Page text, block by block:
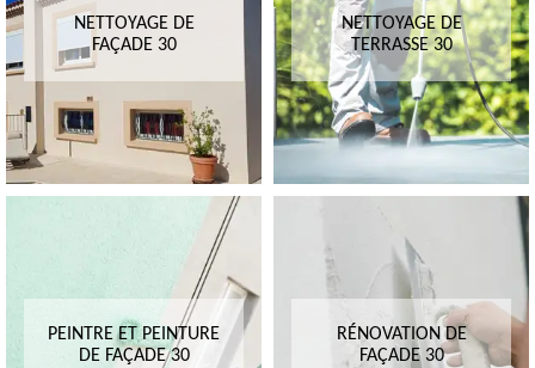
NETTOYAGE DE
FAÇADE 30
NETTOYAGE DE
TERRASSE 30
PEINTRE ET PEINTURE
DE FAÇADE 30
RÉNOVATION DE
FAÇADE 30